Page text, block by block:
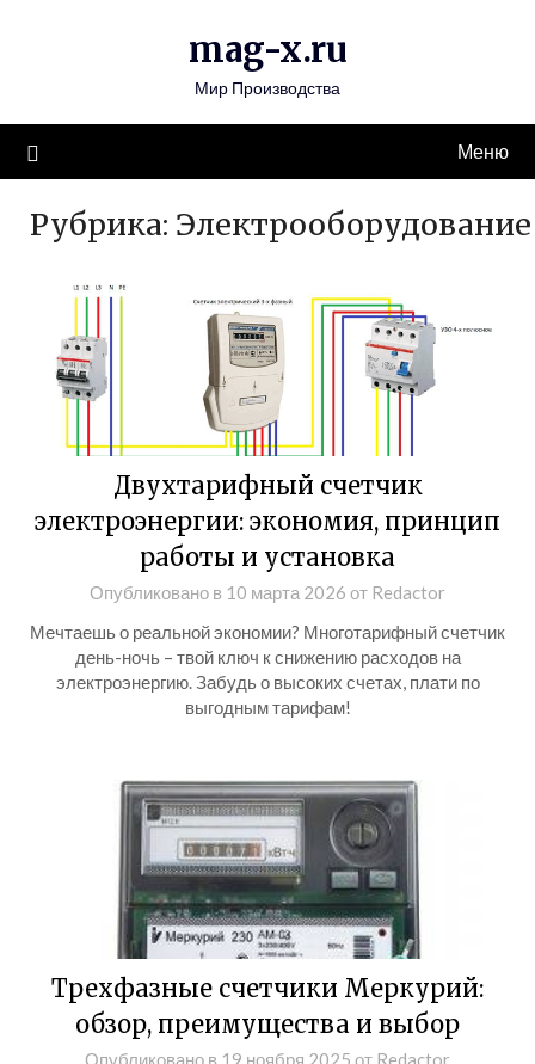
mag-x.ru
Мир Производства
Меню
Рубрика: Электрооборудование
Двухтарифный счетчик
электроэнергии: экономия, принцип
работы и установка
Опубликовано в 10 марта 2026 от Redactor
Мечтаешь о реальной экономии? Многотарифный счетчик
день-ночь – твой ключ к снижению расходов на
электроэнергию. Забудь о высоких счетах, плати по
выгодным тарифам!
Трехфазные счетчики Меркурий:
обзор, преимущества и выбор
Опубликовано в 19 ноября 2025 от Redactor